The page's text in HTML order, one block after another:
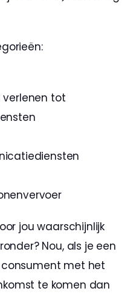
tot
jou waarschijnlijk
Nou, als je een
met het
te komen dan